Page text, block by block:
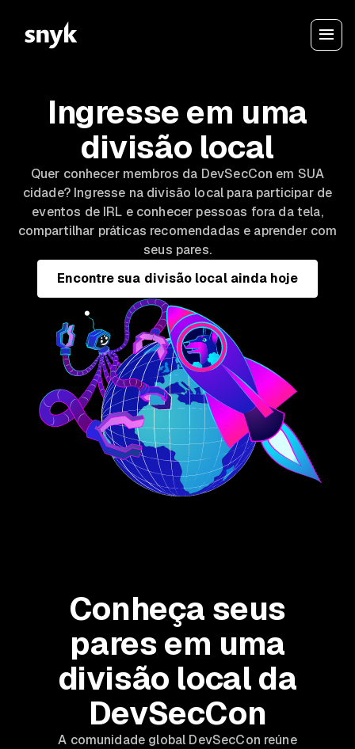
Ingresse em uma
divisão local
Quer conhecer membros da DevSecCon em SUA
cidade? Ingresse na divisão local para participar de
eventos de IRL e conhecer pessoas fora da tela,
compartilhar práticas recomendadas e aprender com
seus pares.
Encontre sua divisão local ainda hoje
Conheça seus
pares em uma
divisão local da
DevSecCon
A comunidade global DevSecCon reúne